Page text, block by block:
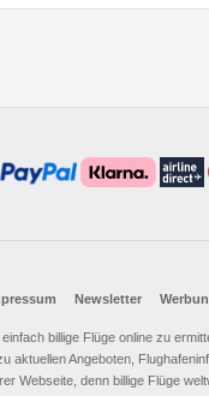
Newsletter
billige Flüge online zu
aktuellen Angeboten,
Webseite, denn billige Flüge